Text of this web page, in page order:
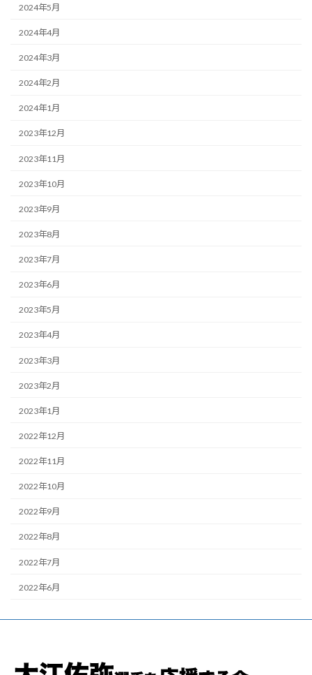
2024年5月
2024年4月
2024年3月
2024年2月
2024年1月
2023年12月
2023年11月
2023年10月
2023年9月
2023年8月
2023年7月
2023年6月
2023年5月
2023年4月
2023年3月
2023年2月
2023年1月
2022年12月
2022年11月
2022年10月
2022年9月
2022年8月
2022年7月
2022年6月